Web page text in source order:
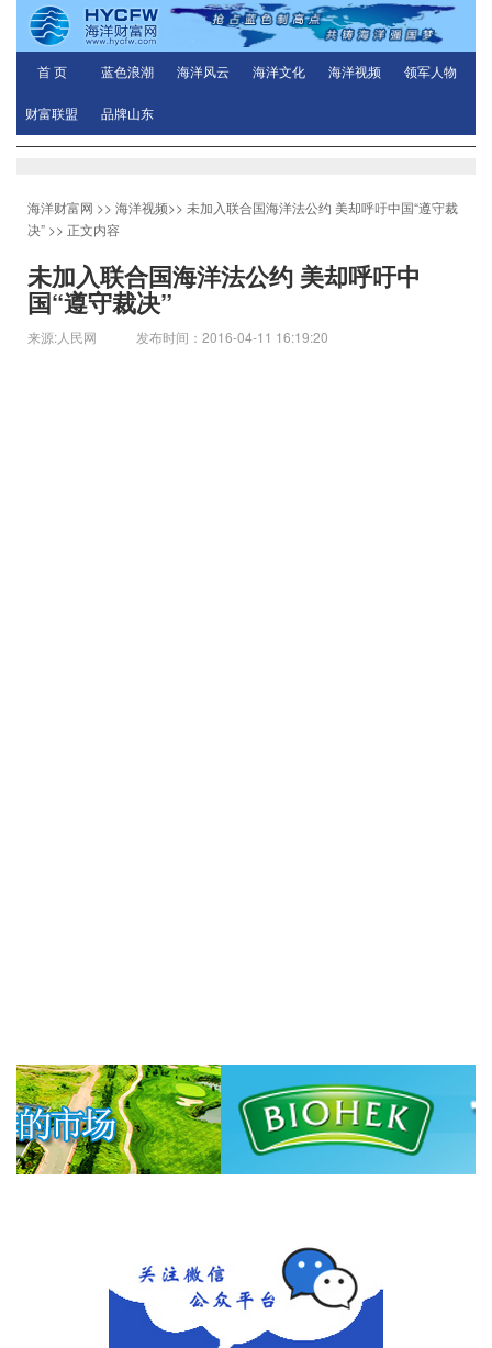
首 页 蓝色浪潮 海洋风云 海洋文化 海洋视频 领军人物
财富联盟 品牌山东
海洋财富网 >> 海洋视频>> 未加入联合国海洋法公约 美却呼吁中国“遵守裁
决” >> 正文内容
未加入联合国海洋法公约 美却呼吁中
国“遵守裁决”
来源:人民网 发布时间：2016-04-11 16:19:20